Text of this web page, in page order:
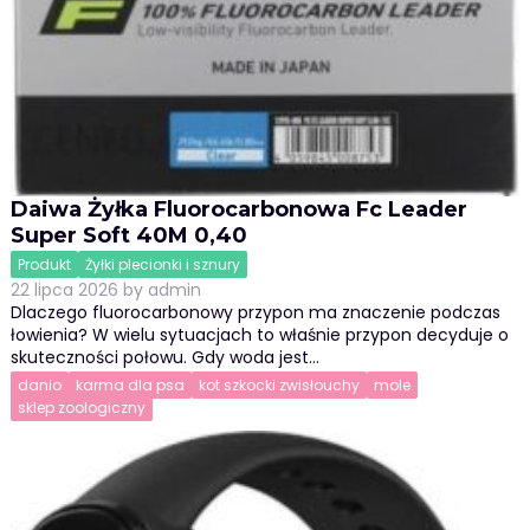
Daiwa Żyłka Fluorocarbonowa Fc Leader
Super Soft 40M 0,40
Produkt Żyłki plecionki i sznury
22 lipca 2026 by admin
Dlaczego fluorocarbonowy przypon ma znaczenie podczas
łowienia? W wielu sytuacjach to właśnie przypon decyduje o
skuteczności połowu. Gdy woda jest…
danio karma dla psa kot szkocki zwisłouchy
mole
sklep zoologiczny